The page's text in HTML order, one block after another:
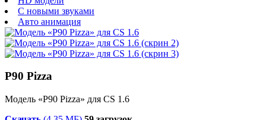
С новыми звуками
Авто анимация
P90 Pizza
Модель «P90 Pizza» для CS 1.6